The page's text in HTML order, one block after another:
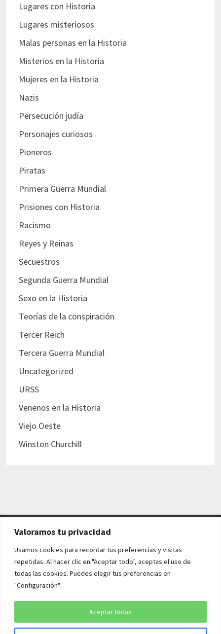
Valoramos tu privacidad
Usamos cookies para recordar tus preferencias y visitas
repetidas. Al hacer clic en "Aceptar todo", aceptas el uso de
todas las cookies. Puedes elegir tus preferencias en
"Configuración".
Aceptar todas
Lugares con Historia
Lugares misteriosos
Malas personas en la Historia
Misterios en la Historia
Mujeres en la Historia
Nazis
Persecución judía
Personajes curiosos
Pioneros
Piratas
Primera Guerra Mundial
Prisiones con Historia
Racismo
Reyes y Reinas
Secuestros
Segunda Guerra Mundial
Sexo en la Historia
Teorías de la conspiración
Tercer Reich
Tercera Guerra Mundial
Uncategorized
URSS
Venenos en la Historia
Viejo Oeste
Winston Churchill
AVISO LEGAL Y POLÍTICAS
Aviso legal
Política de cookies